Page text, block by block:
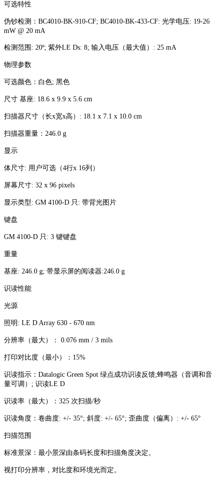
可选特性
伪钞检测：BC4010-BK-910-CF; BC4010-BK-433-CF: 光学电压: 19-26
mW @ 20 mA
检测范围: 20º; 紫外LE Ds: 8; 输入电压（最大值）: 25 mA
物理参数
可选颜色：白色; 黑色
尺寸 基座: 18.6 x 9.9 x 5.6 cm
扫描器尺寸（长x宽x高）: 18.1 x 7.1 x 10.0 cm
扫描器重量：246.0 g
显示
体尺寸: 用户可选（4行x 16列）
屏幕尺寸: 32 x 96 pixels
显示类型: GM 4100-D 只: 带背光图片
键盘
GM 4100-D 只: 3 键键盘
重量
基座: 246.0 g; 带显示屏的阅读器:246.0 g
识读性能
光源
照明: LE D Array 630 - 670 nm
分辨率（最大）： 0.076 mm / 3 mils
打印对比度（最小）：15%
识读指示：Datalogic Green Spot 绿点成功识读反馈;蜂鸣器（音调和音
量可调）; 识读LE D
识读率（最大）：325 次扫描/秒
识读角度：卷曲度: +/- 35°; 斜度: +/- 65°; 歪曲度（偏离）: +/- 65°
扫描范围
标准景深：最小景深由条码长度和扫描角度决定。
视打印分辨率，对比度和环境光而定。